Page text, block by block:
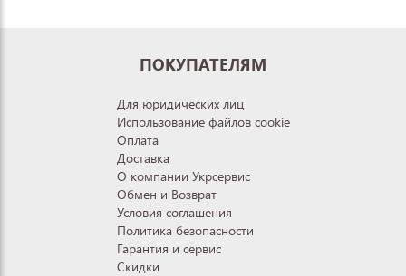
ПОКУПАТЕЛЯМ
Для юридических лиц
Использование файлов cookie
Оплата
Доставка
О компании Укрсервис
Обмен и Возврат
Условия соглашения
Политика безопасности
Гарантия и сервис
Скидки